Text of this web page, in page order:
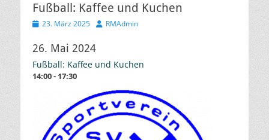
Fußball: Kaffee und Kuchen
Veröffentlicht
23. März 2025 AutorRMAdmin
26. Mai 2024
Fußball: Kaffee und Kuchen
14:00 - 17:30